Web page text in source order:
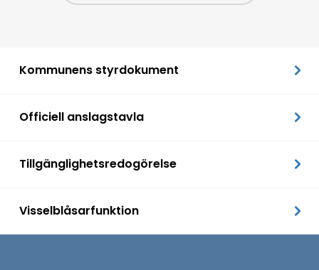
Kommunens styrdokument
Officiell anslagstavla
Tillgänglighetsredogörelse
Visselblåsarfunktion